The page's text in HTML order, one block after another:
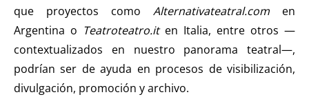
que proyectos como Alternativateatral.com en
Argentina o Teatroteatro.iten Italia, entre otros —
contextualizados en nuestro panorama teatral—,
podrían ser de ayuda en procesos de visibilización,
divulgación, promoción y archivo.